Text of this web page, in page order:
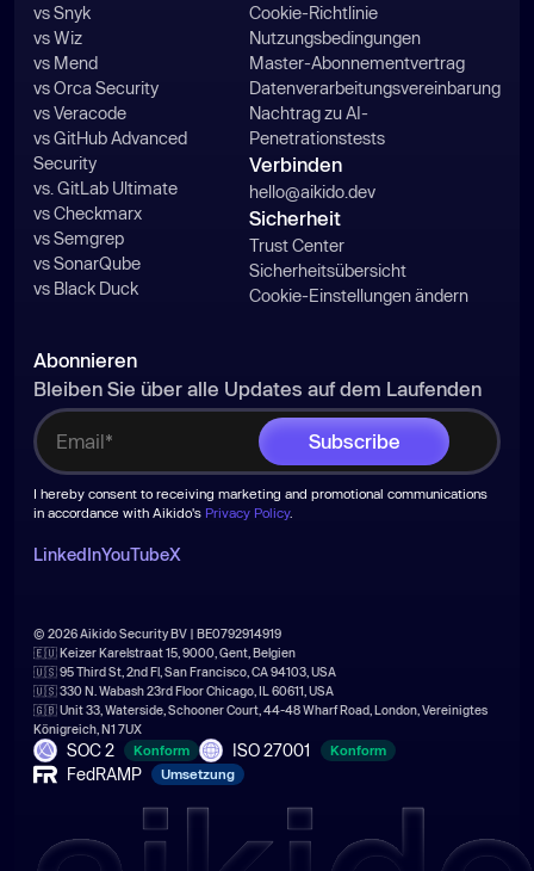
vs Snyk
vs Wiz
vs Mend
vs Orca Security
vs Veracode
vs GitHub Advanced
Security
vs. GitLab Ultimate
vs Checkmarx
vs Semgrep
vs SonarQube
vs Black Duck
Cookie-Richtlinie
Nutzungsbedingungen
Master-Abonnementvertrag
Datenverarbeitungsvereinbarung
Nachtrag zu AI-
Penetrationstests
Verbinden
hello@aikido.dev
Sicherheit
Trust Center
Sicherheitsübersicht
Cookie-Einstellungen ändern
Abonnieren
Bleiben Sie über alle Updates auf dem Laufenden
I hereby consent to receiving marketing and promotional communications
in accordance with Aikido's Privacy Policy.
LinkedInYouTubeX
© 2026 Aikido Security BV | BE0792914919
🇪🇺 Keizer Karelstraat 15, 9000, Gent, Belgien
🇺🇸 95 Third St, 2nd Fl, San Francisco, CA 94103, USA
🇺🇸 330 N. Wabash 23rd Floor Chicago, IL 60611, USA
🇬🇧 Unit 33, Waterside, Schooner Court, 44-48 Wharf Road, London, Vereinigtes
Königreich, N1 7UX
SOC 2 Konform ISO 27001 Konform
FedRAMP Umsetzung